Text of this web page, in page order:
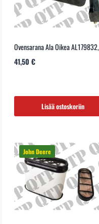
Ovensarana Ala Oikea AL179832,
41,50 €
Lisää ostoskoriin